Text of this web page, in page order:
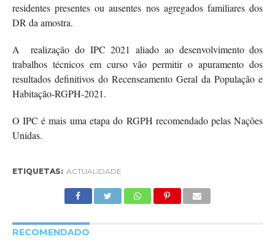
residentes presentes ou ausentes nos agregados familiares dos
DR da amostra.
A realização do IPC 2021 aliado ao desenvolvimento dos
trabalhos técnicos em curso vão permitir o apuramento dos
resultados definitivos do Recenseamento Geral da População e
Habitação-RGPH-2021.
O IPC é mais uma etapa do RGPH recomendado pelas Nações
Unidas.
ETIQUETAS: ACTUALIDADE
RECOMENDADO